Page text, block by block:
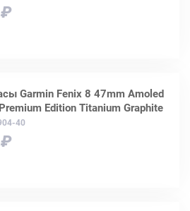
₽
Garmin Fenix 8 47mm Amoled
Edition Titanium Graphite
40
₽